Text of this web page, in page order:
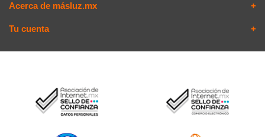
Acerca de másluz.mx
Tu cuenta